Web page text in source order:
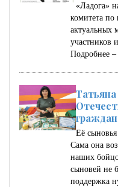
«Ладога»
комитета по
актуальных
участников
Подробнее
Её
Сама она
наших
сыновей не
поддержка